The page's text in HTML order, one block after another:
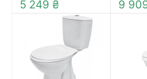
5 249 ₴ 9